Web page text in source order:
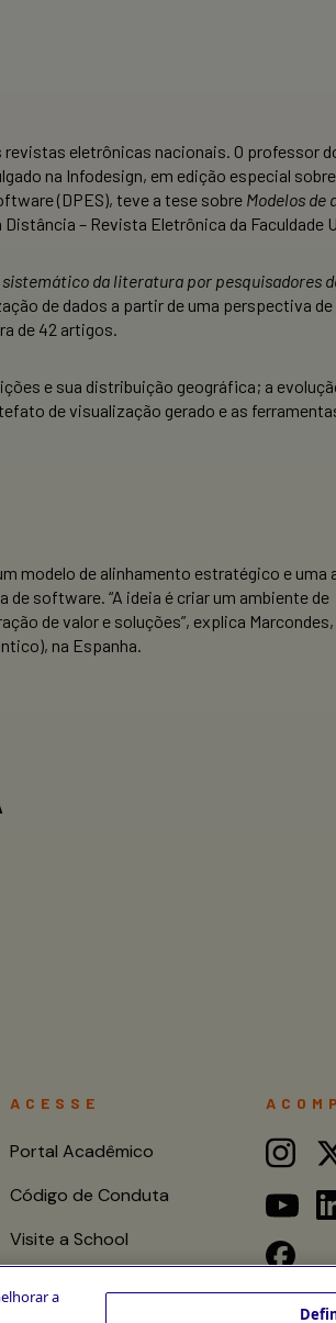
eletrônicas nacionais. O professor
na Infodesign, em edição especial
(DPES), teve a tese sobre Modelos de
– Revista Eletrônica da Faculdade
da literatura por pesquisadores
de dados a partir de uma perspectiva de
de 42 artigos.
e sua distribuição geográfica; a
de visualização gerado e as
modelo de alinhamento estratégico e uma
software. “A ideia é criar um ambiente de
de valor e soluções”, explica
na Espanha.
ACESSE
Portal Acadêmico
Código de Conduta
Visite a School
a